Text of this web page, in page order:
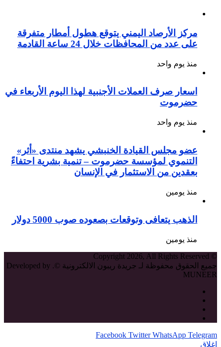
مركز الأرصاد اليمني يتوقع هطول أمطار متفرقة
على عدد من المحافظات خلال 24 ساعة القادمة
منذ يوم واحد
اسعار صرف العملات الأجنبية لهذا اليوم الأربعاء في
حضرموت
منذ يوم واحد
عضو مجلس القيادة الخنبشي يشهد منتدى «أثر»
التنموي لمؤسسة حضرموت – تنمية بشرية احتفاءً
بعقدين من الاستثمار في الإنسان
منذ يومين
الذهب يتعافى وتوقعات بصعوده صوب 5000 دولار
منذ يومين
© Copyright 2026, All Rights Reserved
جميع الحقوق محفوظة لـ جريدة ريبون الالكترونية ©. Developed by
MUNEER
Facebook Twitter WhatsApp Telegram
إغلاق